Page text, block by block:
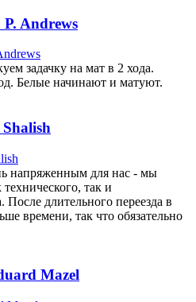
Andrews
задачку на мат в 2 хода.
Белые начинают и матуют.
напряженным для нас - мы
так и
После длительного переезда в
времени, так что обязательно
Mazel